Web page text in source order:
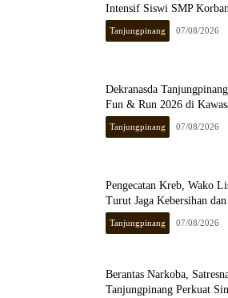
Intensif Siswi SMP
Tanjungpinang 07/08/2026
Dekranasda
Fun & Run 2026 di
Tanjungpinang 07/08/2026
Pengecatan Kreb, Wako
Turut Jaga Kebersihan
Tanjungpinang 07/08/2026
Berantas Narkoba,
Tanjungpinang Perkuat